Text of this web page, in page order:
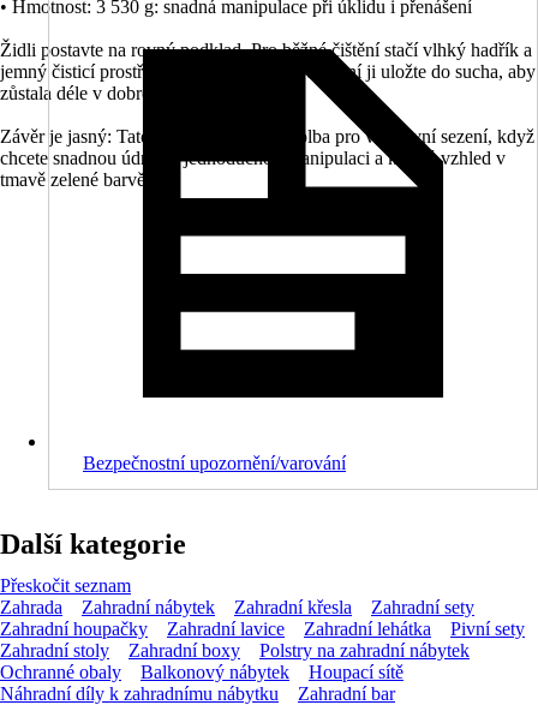
• Hmotnost: 3 530 g: snadná manipulace při úklidu i přenášení
Židli postavte na rovný podklad. Pro běžné čištění stačí vlhký hadřík a
jemný čisticí prostředek. Při delším nepoužívání ji uložte do sucha, aby
zůstala déle v dobrém stavu.
Závěr je jasný: Tato židle je praktická volba pro venkovní sezení, když
chcete snadnou údržbu, jednoduchou manipulaci a klidný vzhled v
tmavě zelené barvě.
Bezpečnostní upozornění/varování
Další kategorie
Přeskočit seznam
Zahrada
Zahradní nábytek Zahradní křesla
Zahradní sety
Zahradní houpačky
Zahradní lavice Zahradní lehátka
Pivní sety
Zahradní stoly
Zahradní boxy
Polstry na zahradní nábytek
Ochranné obaly
Balkonový nábytek
Houpací sítě
Náhradní díly k zahradnímu nábytku
Zahradní bar